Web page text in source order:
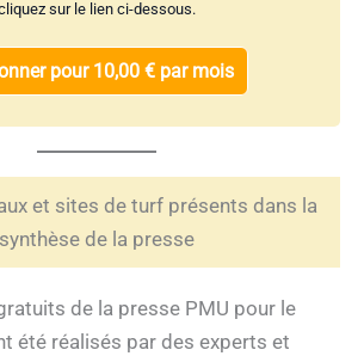
sur le lien ci-dessous.
pour 10,00 € par mois
et sites de turf présents dans la
synthèse de la presse
de la presse PMU pour le
été réalisés par des experts et